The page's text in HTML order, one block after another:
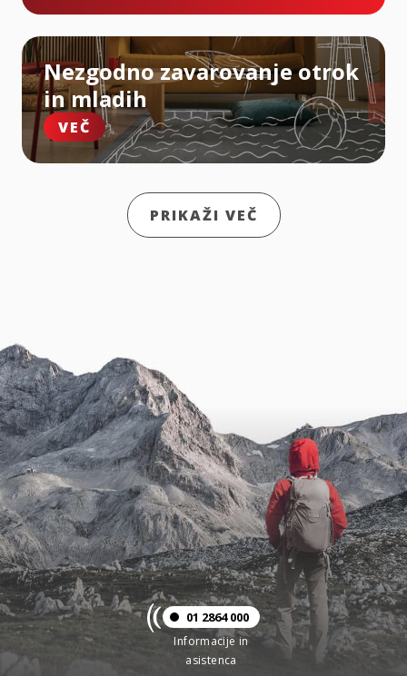
Nezgodno zavarovanje otrok
in mladih
VEČ
PRIKAŽI VEČ
01 2864 000
Informacije in
asistenca